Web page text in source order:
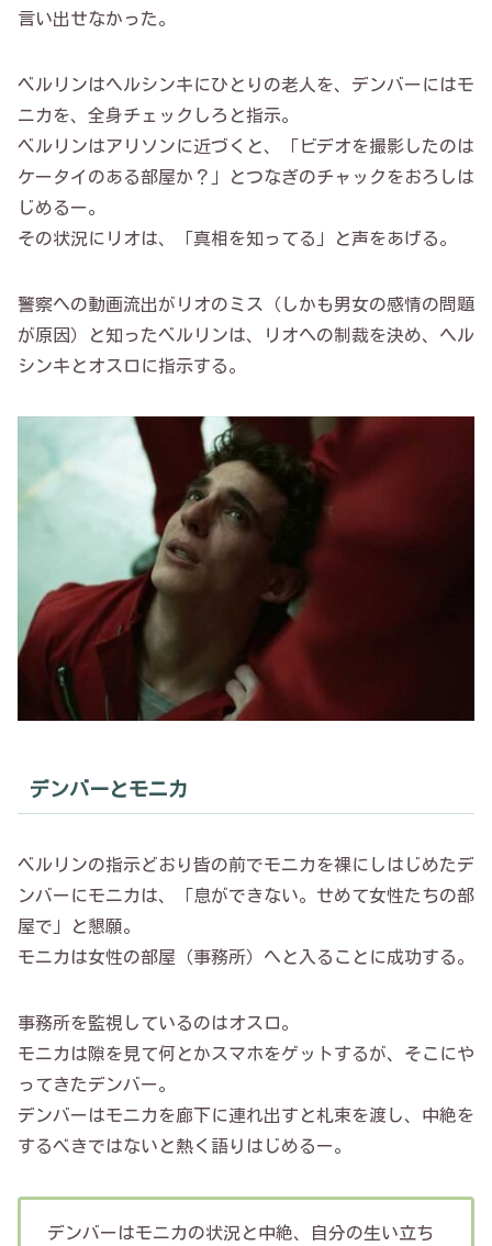
言い出せなかった。
ベルリンはヘルシンキにひとりの老人を、デンバーにはモ
ニカを、全身チェックしろと指示。
ベルリンはアリソンに近づくと、「ビデオを撮影したのは
ケータイのある部屋か？」とつなぎのチャックをおろしは
じめるー。
その状況にリオは、「真相を知ってる」と声をあげる。
警察への動画流出がリオのミス（しかも男女の感情の問題
が原因）と知ったベルリンは、リオへの制裁を決め、ヘル
シンキとオスロに指示する。
デンバーとモニカ
ベルリンの指示どおり皆の前でモニカを裸にしはじめたデ
ンバーにモニカは、「息ができない。せめて女性たちの部
屋で」と懇願。
モニカは女性の部屋（事務所）へと入ることに成功する。
事務所を監視しているのはオスロ。
モニカは隙を見て何とかスマホをゲットするが、そこにや
ってきたデンバー。
デンバーはモニカを廊下に連れ出すと札束を渡し、中絶を
するべきではないと熱く語りはじめるー。
デンバーはモニカの状況と中絶、自分の生い立ち